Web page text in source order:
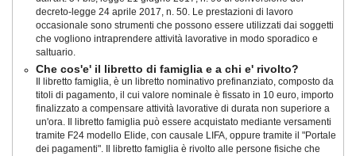
decreto-legge 24 aprile 2017, n. 50. Le prestazioni di lavoro
occasionale sono strumenti che possono essere utilizzati dai soggetti
che vogliono intraprendere attività lavorative in modo sporadico e
saltuario.
Che cos'e' il libretto di famiglia e a chi e' rivolto?
Il libretto famiglia, è un libretto nominativo prefinanziato, composto da
titoli di pagamento, il cui valore nominale è fissato in 10 euro, importo
finalizzato a compensare attività lavorative di durata non superiore a
un'ora. Il libretto famiglia può essere acquistato mediante versamenti
tramite F24 modello Elide, con causale LIFA, oppure tramite il "Portale
dei pagamenti". Il libretto famiglia è rivolto alle persone fisiche che